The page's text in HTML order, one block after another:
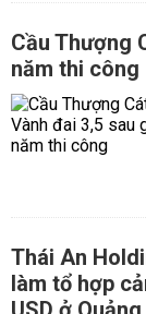
Cầu Thượng
năm thi công
Thái An
làm tổ hợp